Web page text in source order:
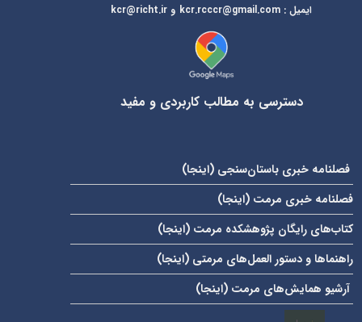
ایمیل:
kcr@richt.ir و kcr.rcccr@gmail.com
دسترسی به مطالب کاربردی و مفید
فصلنامه خبری باستان‌سنجی ( اینجا)
فصلنامه خبری مرمت ( اینجا)
کتاب‌های رایگان پژوهشکده مرمت ( اینجا)
راهنماها و دستور العمل‌های مرمتی ( اینجا)
آرشیو همایش‌های مرمت ( اینجا)